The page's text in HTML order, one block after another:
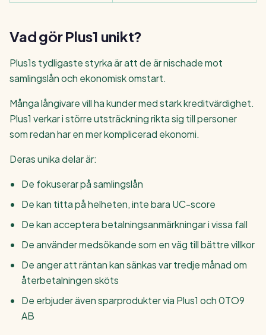
Vad gör Plus1 unikt?
Plus1s tydligaste styrka är att de är nischade mot
samlingslån och ekonomisk omstart.
Många långivare vill ha kunder med stark kreditvärdighet.
Plus1 verkar i större utsträckning rikta sig till personer
som redan har en mer komplicerad ekonomi.
Deras unika delar är:
De fokuserar på samlingslån
De kan titta på helheten, inte bara UC-score
De kan acceptera betalningsanmärkningar i vissa fall
De använder medsökande som en väg till bättre villkor
De anger att räntan kan sänkas var tredje månad om
återbetalningen sköts
De erbjuder även sparprodukter via Plus1 och 0TO9
AB